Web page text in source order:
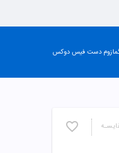
دست فیس دوکس